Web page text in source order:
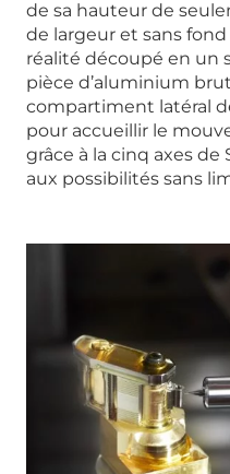
de sa hauteur de
de largeur et sans fond
réalité découpé en un
pièce d’aluminium
compartiment latéral
pour accueillir le
grâce à la cinq axes
aux possibilités sans